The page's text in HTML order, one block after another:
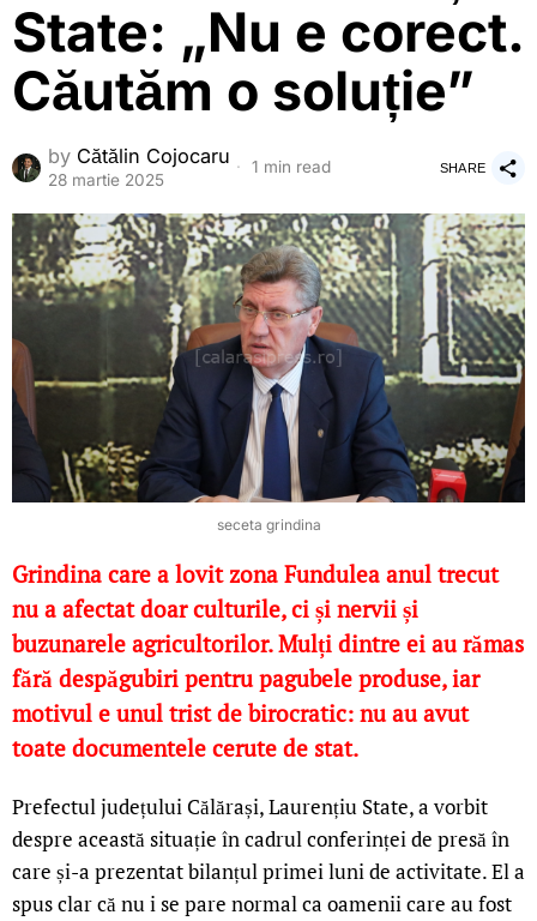
State: „Nu e corect.
Căutăm o soluție”
by Cătălin Cojocaru
28 martie 2025
1 min read SHARE
seceta grindina
Grindina care a lovit zona Fundulea anul trecut
nu a afectat doar culturile, ci și nervii și
buzunarele agricultorilor. Mulți dintre ei au rămas
fără despăgubiri pentru pagubele produse, iar
motivul e unul trist de birocratic: nu au avut
toate documentele cerute de stat.
Prefectul județului Călărași, Laurențiu State, a vorbit
despre această situație în cadrul conferinței de presă în
care și-a prezentat bilanțul primei luni de activitate. El a
spus clar că nu i se pare normal ca oamenii care au fost